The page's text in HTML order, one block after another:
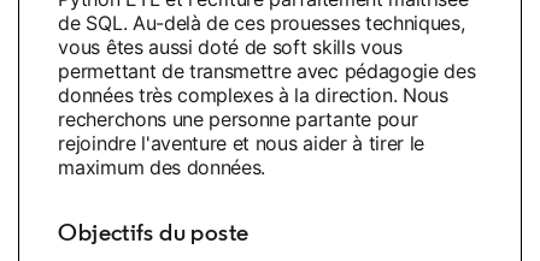
de SQL. Au-delà de ces prouesses techniques,
vous êtes aussi doté de soft skills vous
permettant de transmettre avec pédagogie des
données très complexes à la direction. Nous
recherchons une personne partante pour
rejoindre l'aventure et nous aider à tirer le
maximum des données.
Objectifs du poste